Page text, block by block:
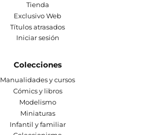
Tienda
Exclusivo Web
Títulos atrasados
Iniciar sesión
Colecciones
Manualidades y cursos
Cómics y libros
Modelismo
Miniaturas
Infantil y familiar